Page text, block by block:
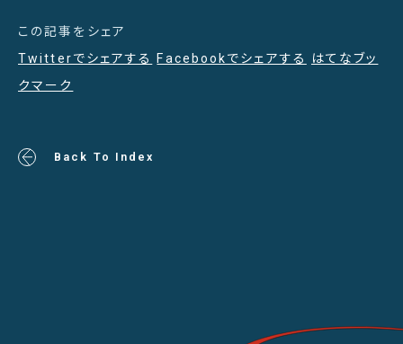
この記事をシェア
Twitterでシェアする Facebookでシェアする
はてなブッ
クマーク
Back To Index